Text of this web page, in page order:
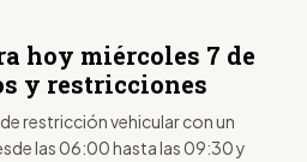
hoy miércoles 7 de
y restricciones
de restricción vehicular con un
las 06:00 hasta las 09:30 y